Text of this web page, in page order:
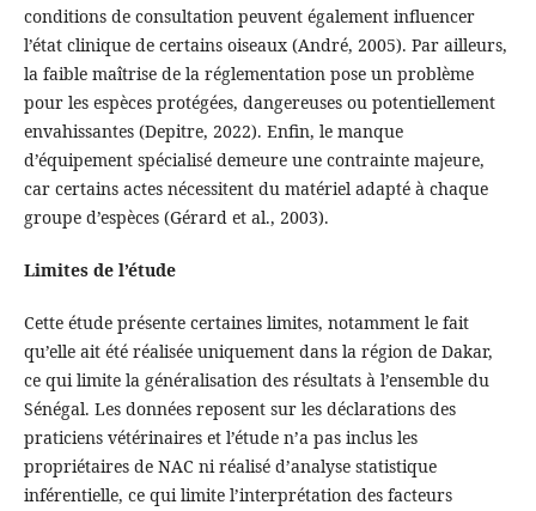
conditions de consultation peuvent également influencer
l’état clinique de certains oiseaux (André, 2005). Par ailleurs,
la faible maîtrise de la réglementation pose un problème
pour les espèces protégées, dangereuses ou potentiellement
envahissantes (Depitre, 2022). Enfin, le manque
d’équipement spécialisé demeure une contrainte majeure,
car certains actes nécessitent du matériel adapté à chaque
groupe d’espèces (Gérard et al., 2003).
Limites de l’étude
Cette étude présente certaines limites, notamment le fait
qu’elle ait été réalisée uniquement dans la région de Dakar,
ce qui limite la généralisation des résultats à l’ensemble du
Sénégal. Les données reposent sur les déclarations des
praticiens vétérinaires et l’étude n’a pas inclus les
propriétaires de NAC ni réalisé d’analyse statistique
inférentielle, ce qui limite l’interprétation des facteurs